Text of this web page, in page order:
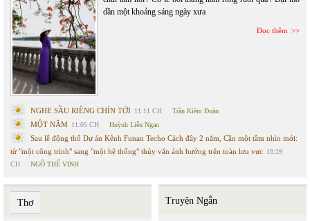
dần một khoảng sáng ngày xưa
Đọc thêm
NGHE SẦU RIÊNG CHÍN TỚI 11:11 CH Trần Kiêm Đoàn
MỘT NĂM 11:05 CH Huỳnh Liễu Ngạn
Sau lễ động thổ Dự án Kênh Funan Techo Cách đây 2 năm, Cần một tầm nhìn mới:
từ "một công trình" sang "một hệ thống" thủy văn ảnh hưởng trên toàn lưu vực 10:29
CH
NGÔ THẾ VINH
Thơ Truyện Ngắn